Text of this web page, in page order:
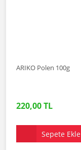
ARIKO Polen 100g
220,00 TL
Sepete Ekle